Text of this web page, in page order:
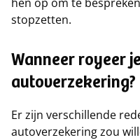
stopzetten.
Wanneer royeer
autoverzekering?
Er zijn verschillende
autoverzekering zou